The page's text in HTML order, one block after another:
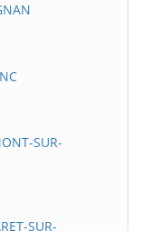
SUR-
SUR-